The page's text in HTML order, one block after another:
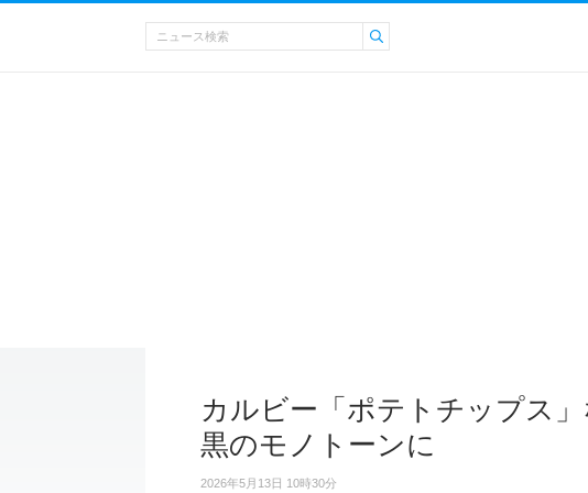
カルビー「ポテトチップス
黒のモノトーンに
2026年5月13日 10時30分